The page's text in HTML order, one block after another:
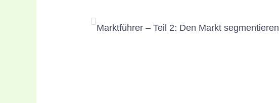
Marktführer – Teil 2: Den Markt segmentieren